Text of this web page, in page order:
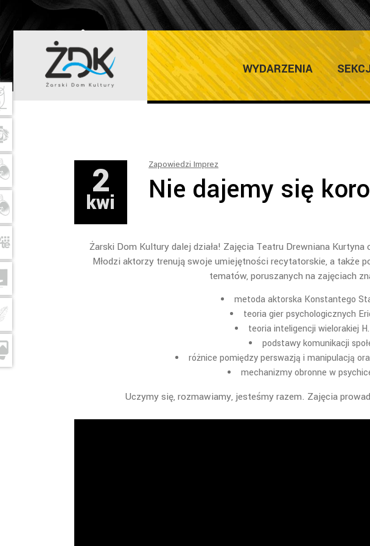
WYDARZENIA
ŻARSKI DOM KULTURY
2
kwi
Zapowiedzi Imprez
Nie dajemy się
Żarski Dom Kultury dalej działa! Zajęcia Teatru Drewniana
Młodzi aktorzy trenują swoje umiejętności recytatorskie, a także
tematów, poruszanych na zajęciach
metoda aktorska Konstantego
teoria gier psychologicznych
teoria inteligencji wielorakiej
podstawy komunikacji
różnice pomiędzy perswazją i manipulacją
mechanizmy obronne w
Uczymy się, rozmawiamy, jesteśmy razem. Zajęcia